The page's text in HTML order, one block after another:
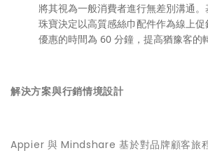
將其視為一般消費者進行無差別溝通
珠寶決定以高質感絲巾配件作為線上
優惠的時間為 60 分鐘，提高猶豫客的
解決方案與行銷情境設計
Appier 與 Mindshare 基於對品牌顧客旅